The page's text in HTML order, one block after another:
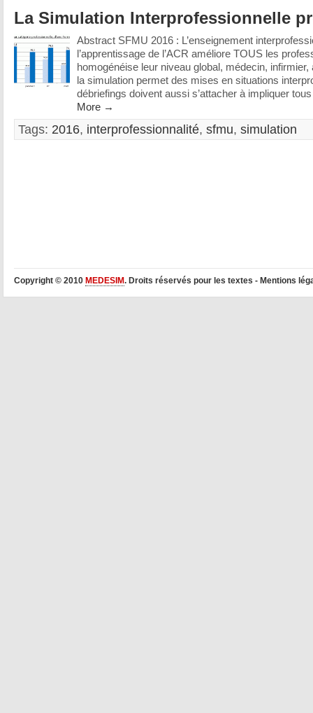
La Simulation Interprofessionnelle
Abstract SFMU 2016 : L’enseignement
l’apprentissage de l’ACR améliore TOUS les
homogénéise leur niveau global, médecin,
la simulation permet des mises en situations
débriefings doivent aussi s’attacher à impliquer
More →
Tags: 2016, interprofessionnalité, sfmu, simulation
Copyright © 2010 MEDESIM. Droits réservés pour les textes - Mentions